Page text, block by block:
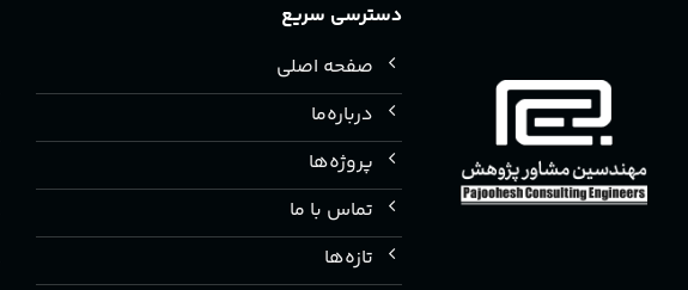
دسترسی سریع
صفحه اصلی
درباره‌ما
پروژه‌ها
تماس با ما
تازه‌ها